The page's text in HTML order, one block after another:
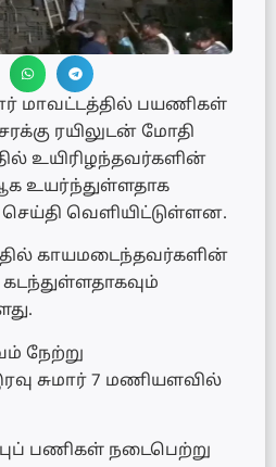
மாவட்டத்தில் பயணிகள்
ரயிலுடன் மோதி
உயிரிழந்தவர்களின்
உயர்ந்துள்ளதாக
வெளியிட்டுள்ளன.
காயமடைந்தவர்களின்
நேற்று
சுமார் 7 மணியளவில்
பணிகள் நடைபெற்று